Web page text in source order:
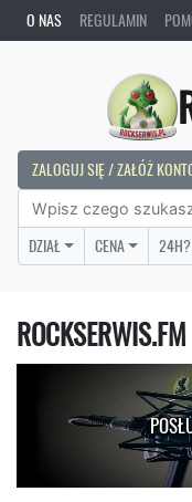
O NAS REGULAMIN
ZALOGUJ SIĘ / ZAŁÓŻ
DZIAŁ CENA 24H?
ROCKSERWIS.FM